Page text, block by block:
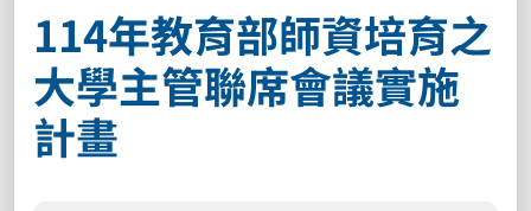
114年教育部師資培育之
大學主管聯席會議實施
計畫